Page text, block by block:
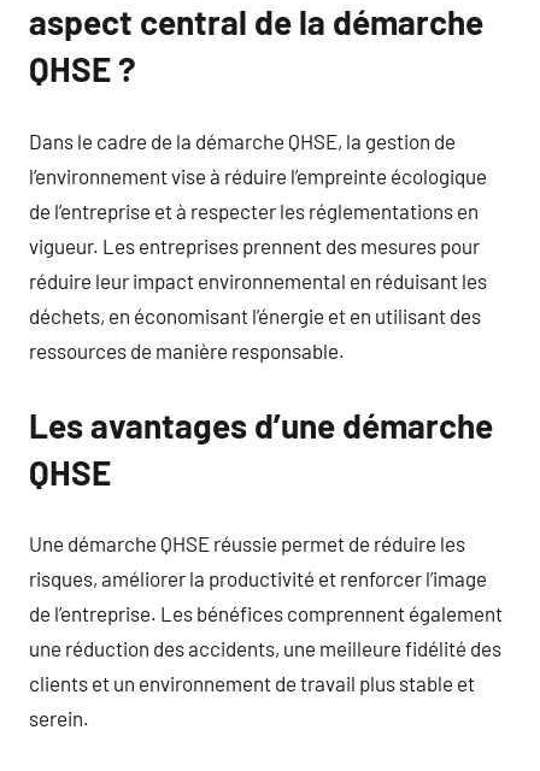
aspect central de la démarche
QHSE ?
Dans le cadre de la démarche QHSE, la gestion de
l’environnement vise à réduire l’empreinte écologique
de l’entreprise et à respecter les réglementations en
vigueur. Les entreprises prennent des mesures pour
réduire leur impact environnemental en réduisant les
déchets, en économisant l’énergie et en utilisant des
ressources de manière responsable.
Les avantages d’une démarche
QHSE
Une démarche QHSE réussie permet de réduire les
risques, améliorer la productivité et renforcer l’image
de l’entreprise. Les bénéfices comprennent également
une réduction des accidents, une meilleure fidélité des
clients et un environnement de travail plus stable et
serein.